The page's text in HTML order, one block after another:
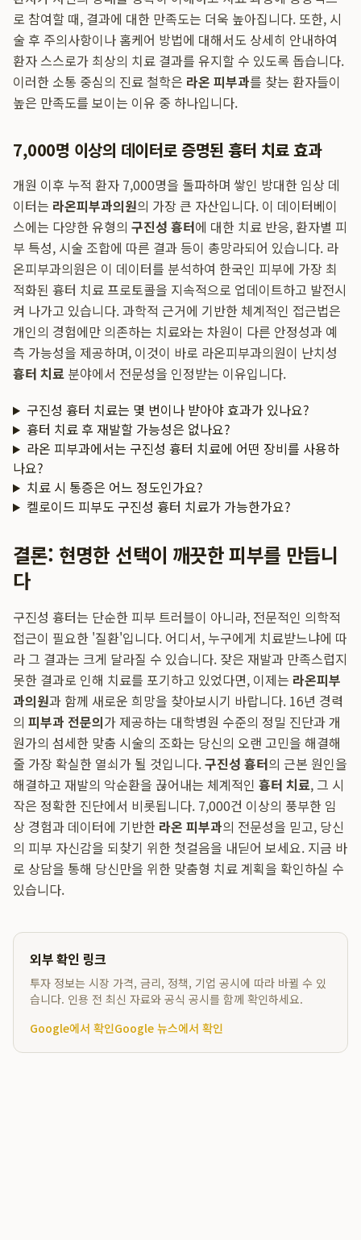
로 참여할 때, 결과에 대한 만족도는 더욱 높아집니다. 또한, 시
술 후 주의사항이나 홈케어 방법에 대해서도 상세히 안내하여
환자 스스로가 최상의 치료 결과를 유지할 수 있도록 돕습니다.
이러한 소통 중심의 진료 철학은 라온 피부과를 찾는 환자들이
높은 만족도를 보이는 이유 중 하나입니다.
7,000명 이상의 데이터로 증명된 흉터 치료 효과
개원 이후 누적 환자 7,000명을 돌파하며 쌓인 방대한 임상 데
이터는 라온피부과의원의 가장 큰 자산입니다. 이 데이터베이
스에는 다양한 유형의 구진성 흉터에 대한 치료 반응, 환자별 피
부 특성, 시술 조합에 따른 결과 등이 총망라되어 있습니다. 라
온피부과의원은 이 데이터를 분석하여 한국인 피부에 가장 최
적화된 흉터 치료 프로토콜을 지속적으로 업데이트하고 발전시
켜 나가고 있습니다. 과학적 근거에 기반한 체계적인 접근법은
개인의 경험에만 의존하는 치료와는 차원이 다른 안정성과 예
측 가능성을 제공하며, 이것이 바로 라온피부과의원이 난치성
흉터 치료 분야에서 전문성을 인정받는 이유입니다.
구진성 흉터 치료는 몇 번이나 받아야 효과가 있나요?
흉터 치료 후 재발할 가능성은 없나요?
라온 피부과에서는 구진성 흉터 치료에 어떤 장비를 사용하
나요?
치료 시 통증은 어느 정도인가요?
켈로이드 피부도 구진성 흉터 치료가 가능한가요?
결론: 현명한 선택이 깨끗한 피부를 만듭니
다
구진성 흉터는 단순한 피부 트러블이 아니라, 전문적인 의학적
접근이 필요한 '질환'입니다. 어디서, 누구에게 치료받느냐에 따
라 그 결과는 크게 달라질 수 있습니다. 잦은 재발과 만족스럽지
못한 결과로 인해 치료를 포기하고 있었다면, 이제는 라온피부
과의원과 함께 새로운 희망을 찾아보시기 바랍니다. 16년 경력
의 피부과 전문의가 제공하는 대학병원 수준의 정밀 진단과 개
원가의 섬세한 맞춤 시술의 조화는 당신의 오랜 고민을 해결해
줄 가장 확실한 열쇠가 될 것입니다.구진성 흉터의 근본 원인을
해결하고 재발의 악순환을 끊어내는 체계적인 흉터 치료, 그 시
작은 정확한 진단에서 비롯됩니다. 7,000건 이상의 풍부한 임
상 경험과 데이터에 기반한 라온 피부과의 전문성을 믿고, 당신
의 피부 자신감을 되찾기 위한 첫걸음을 내딛어 보세요. 지금 바
로 상담을 통해 당신만을 위한 맞춤형 치료 계획을 확인하실 수
있습니다.
외부 확인 링크
투자 정보는 시장 가격, 금리, 정책, 기업 공시에 따라 바뀔 수 있
습니다. 인용 전 최신 자료와 공식 공시를 함께 확인하세요.
Google에서 확인Google 뉴스에서 확인